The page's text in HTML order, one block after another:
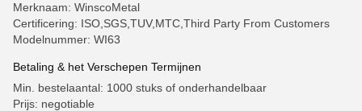
Merknaam: WinscoMetal
Certificering: ISO,SGS,TUV,MTC,Third Party From Customers
Modelnummer: WI63
Betaling & het Verschepen Termijnen
Min. bestelaantal: 1000 stuks of onderhandelbaar
Prijs: negotiable